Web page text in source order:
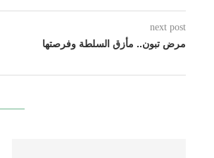
next post
مرض تبون.. مأزق السلطة وفرصتها